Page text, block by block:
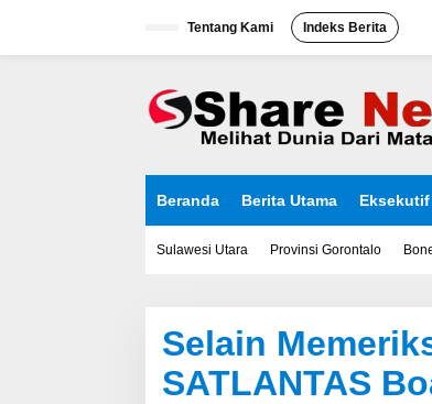
Tentang Kami Indeks Berita
Beranda Berita Utama Eksekutif
Sulawesi Utara Provinsi Gorontalo
Selain
SATLANTAS